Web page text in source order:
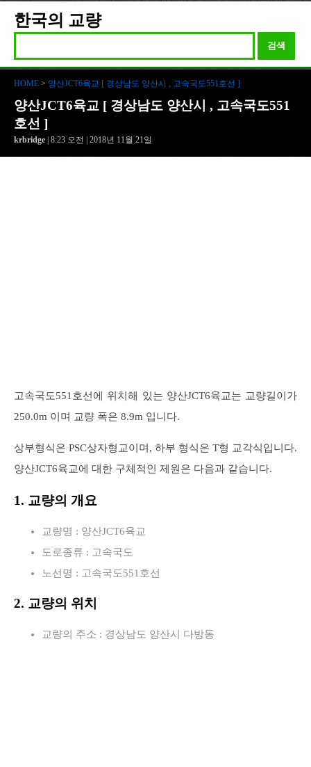
한국의 교량
검색
HOME > 양산JCT6육교 [ 경상남도 양산시 , 고속국도551호선 ]
양산JCT6육교 [ 경상남도 양산시 , 고속국도551
호선 ]
krbridge | 8:23 오전 | 2018년 11월 21일
고속국도551호선에 위치해 있는 양산JCT6육교는 교량길이가
250.0m 이며 교량 폭은 8.9m 입니다.
상부형식은 PSC상자형교이며, 하부 형식은 T형 교각식입니다.
양산JCT6육교에 대한 구체적인 제원은 다음과 같습니다.
1. 교량의 개요
교량명 : 양산JCT6육교
도로종류 : 고속국도
노선명 : 고속국도551호선
2. 교량의 위치
교량의 주소 : 경상남도 양산시 다방동